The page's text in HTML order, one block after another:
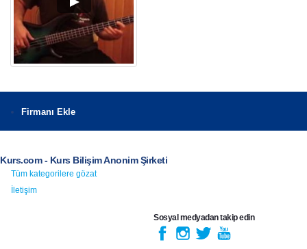
Firmanı Ekle
Kurs.com - Kurs Bilişim Anonim Şirketi
Tüm kategorilere gözat
İletişim
Sosyal medyadan takip edin